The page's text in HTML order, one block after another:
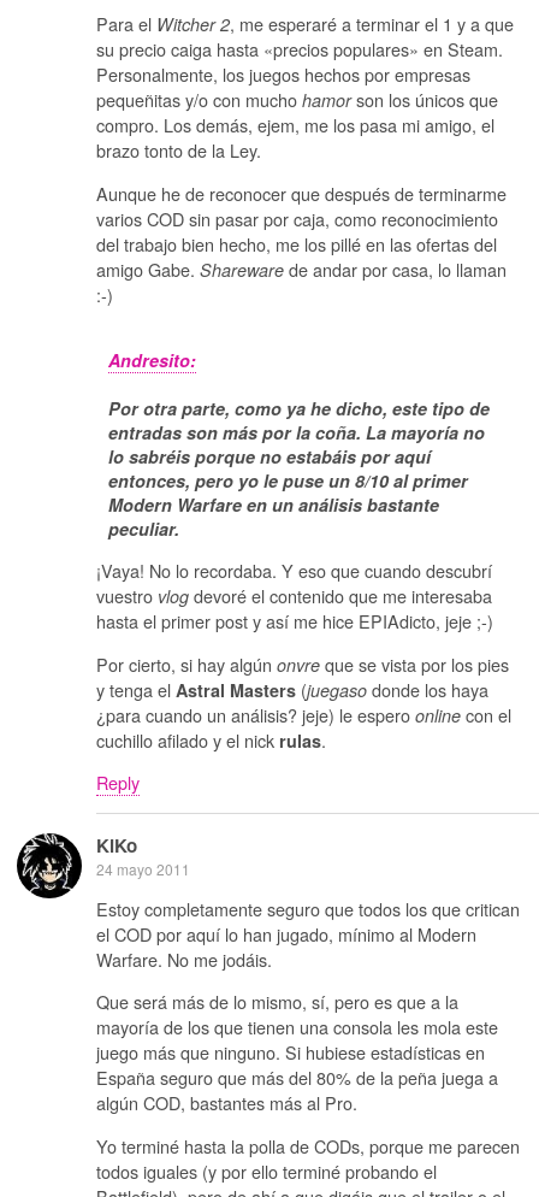
Para el Witcher 2, me esperaré a terminar el 1 y a que
su precio caiga hasta «precios populares» en Steam.
Personalmente, los juegos hechos por empresas
pequeñitas y/o con mucho hamorson los únicos que
compro. Los demás, ejem, me los pasa mi amigo, el
brazo tonto de la Ley.
Aunque he de reconocer que después de terminarme
varios COD sin pasar por caja, como reconocimiento
del trabajo bien hecho, me los pillé en las ofertas del
amigo Gabe. Shareware de andar por casa, lo llaman
:-)
Andresito:
Por otra parte, como ya he dicho, este tipo de
entradas son más por la coña. La mayoría no
lo sabréis porque no estabáis por aquí
entonces, pero yo le puse un 8/10 al primer
Modern Warfare en un análisis bastante
peculiar.
¡Vaya! No lo recordaba. Y eso que cuando descubrí
vuestro vlog devoré el contenido que me interesaba
hasta el primer post y así me hice EPIAdicto, jeje ;-)
Por cierto, si hay algún onvre que se vista por los pies
y tenga el Astral Masters (juegaso donde los haya
¿para cuando un análisis? jeje) le espero online con el
cuchillo afilado y el nick rulas.
Reply
KiKo
24 mayo 2011
Estoy completamente seguro que todos los que critican
el COD por aquí lo han jugado, mínimo al Modern
Warfare. No me jodáis.
Que será más de lo mismo, sí, pero es que a la
mayoría de los que tienen una consola les mola este
juego más que ninguno. Si hubiese estadísticas en
España seguro que más del 80% de la peña juega a
algún COD, bastantes más al Pro.
Yo terminé hasta la polla de CODs, porque me parecen
todos iguales (y por ello terminé probando el